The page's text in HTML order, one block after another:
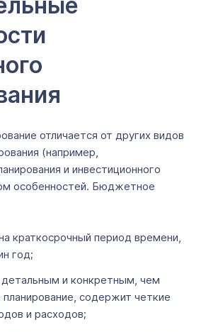
отличается от других видов
(например,
и инвестиционного
особенностей. Бюджетное
краткосрочный период времени,
год;
детальным и конкретным, чем
планирование, содержит четкие
и расходов;